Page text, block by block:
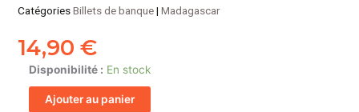
CatégoriesBillets de banque|Madagascar
14,90€
Disponibilité : En stock
quantité
de
MADAGASCAR
Ajouter au panier